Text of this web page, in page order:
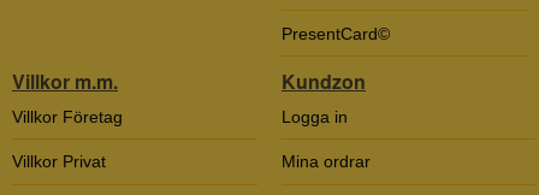
PresentCard©
Villkor m.m.
Villkor Företag
Villkor Privat
Kundzon
Logga in
Mina ordrar